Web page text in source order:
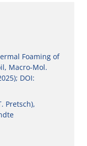
Foaming of
Macro-Mol.
DOI:
Pretsch),